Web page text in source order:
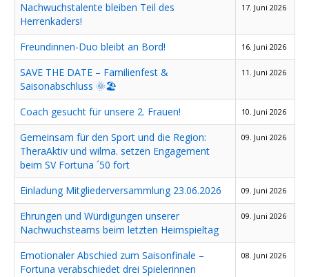
Nachwuchstalente bleiben Teil des
Herrenkaders!
17. Juni 2026
Freundinnen-Duo bleibt an Bord! 16. Juni 2026
SAVE THE DATE – Familienfest &
Saisonabschluss 🌞🏖️
11. Juni 2026
Coach gesucht für unsere 2. Frauen! 10. Juni 2026
Gemeinsam für den Sport und die Region:
TheraAktiv und wilma. setzen Engagement
beim SV Fortuna ´50 fort
09. Juni 2026
Einladung Mitgliederversammlung 23.06.2026 09. Juni 2026
Ehrungen und Würdigungen unserer
Nachwuchsteams beim letzten Heimspieltag
09. Juni 2026
Emotionaler Abschied zum Saisonfinale –
Fortuna verabschiedet drei Spielerinnen
08. Juni 2026